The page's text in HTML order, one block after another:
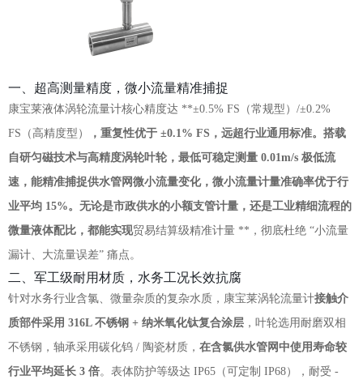
一、超高测量精度，微小流量精准捕捉
康宝莱液体涡轮流量计核心精度达 **±0.5% FS（常规型）/±0.2%
FS（高精度型）
，重复性优于 ±0.1% FS，远超行业通用标准。搭载
自研匀磁技术与高精度涡轮叶轮， 最低可稳定测量 0.01m/s 极低流
速 ，能精准捕捉供水管网微小流量变化，微小流量计量准确率优于行
业平均 15%。无论是市政供水的小额支管计量，还是工业精细流程的
微量液体配比，都能实现贸易结算级精准计量 **，彻底杜绝 “小流量
漏计、大流量误差” 痛点。
二、军工级耐用材质，水务工况长效抗腐
针对水务行业含氯、微量杂质的复杂水质，康宝莱涡轮流量计接触介
质部件采用 316L 不锈钢 + 纳米氧化钛复合涂层 ，叶轮选用耐磨双相
不锈钢，轴承采用碳化钨 / 陶瓷材质， 在含氯供水管网中使用寿命较
行业平均延长 3 倍。表体防护等级达 IP65（可定制 IP68），耐受 -